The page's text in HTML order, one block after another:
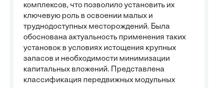
комплексов, что позволило установить их
ключевую роль в освоении малых и
труднодоступных месторождений. Была
обоснована актуальность применения таких
установок в условиях истощения крупных
запасов и необходимости минимизации
капитальных вложений. Представлена
классификация передвижных модульных